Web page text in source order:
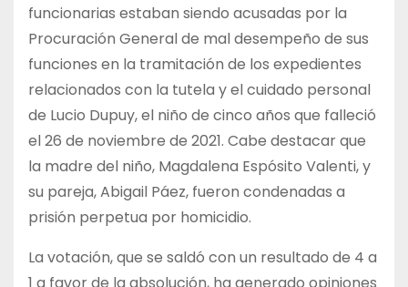
funcionarias estaban siendo acusadas por la
Procuración General de mal desempeño de sus
funciones en la tramitación de los expedientes
relacionados con la tutela y el cuidado personal
de Lucio Dupuy, el niño de cinco años que falleció
el 26 de noviembre de 2021. Cabe destacar que
la madre del niño, Magdalena Espósito Valenti, y
su pareja, Abigail Páez, fueron condenadas a
prisión perpetua por homicidio.
La votación, que se saldó con un resultado de 4 a